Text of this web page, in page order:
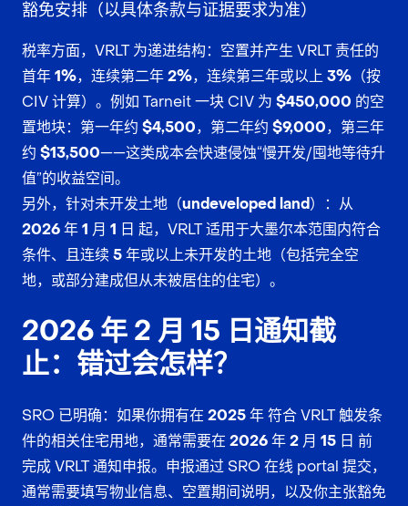
豁免安排（以具体条款与证据要求为准）
税率方面，VRLT 为递进结构：空置并产生 VRLT 责任的
首年 1%，连续第二年2%，连续第三年或以上 3% （按
CIV 计算）。例如 Tarneit 一块 CIV 为 $450,000 的空
置地块：第一年约 $4,500，第二年约 $9,000，第三年
约 $13,500——这类成本会快速侵蚀“慢开发/囤地等待升
值”的收益空间。
另外，针对未开发土地（undeveloped land）
：从
2026 年 1 月 1 日 起，VRLT 适用于大墨尔本范围内符合
条件、且连续 5 年或以上未开发的土地（包括完全空
地，或部分建成但从未被居住的住宅）。
2026 年 2 月 15 日通知截
止：错过会怎样？
SRO 已明确：如果你拥有在 2025 年符合 VRLT 触发条
件的相关住宅用地，通常需要在 2026 年 2 月 15 日 前
完成 VRLT 通知申报。申报通过 SRO 在线 portal 提交，
通常需要填写物业信息、空置期间说明，以及你主张豁免